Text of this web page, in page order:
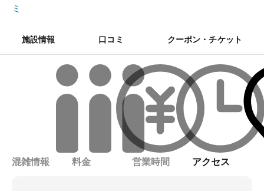
ミ
施設情報 口コミ クーポン・チケット
混雑情報 料金 営業時間 アクセス